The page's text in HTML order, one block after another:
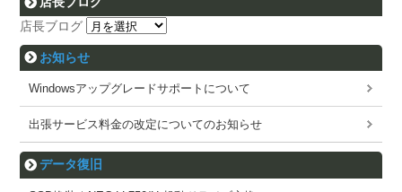
店長ブログ
お知らせ
Windowsアップグレードサポートについて
出張サービス料金の改定についてのお知らせ
データ復旧